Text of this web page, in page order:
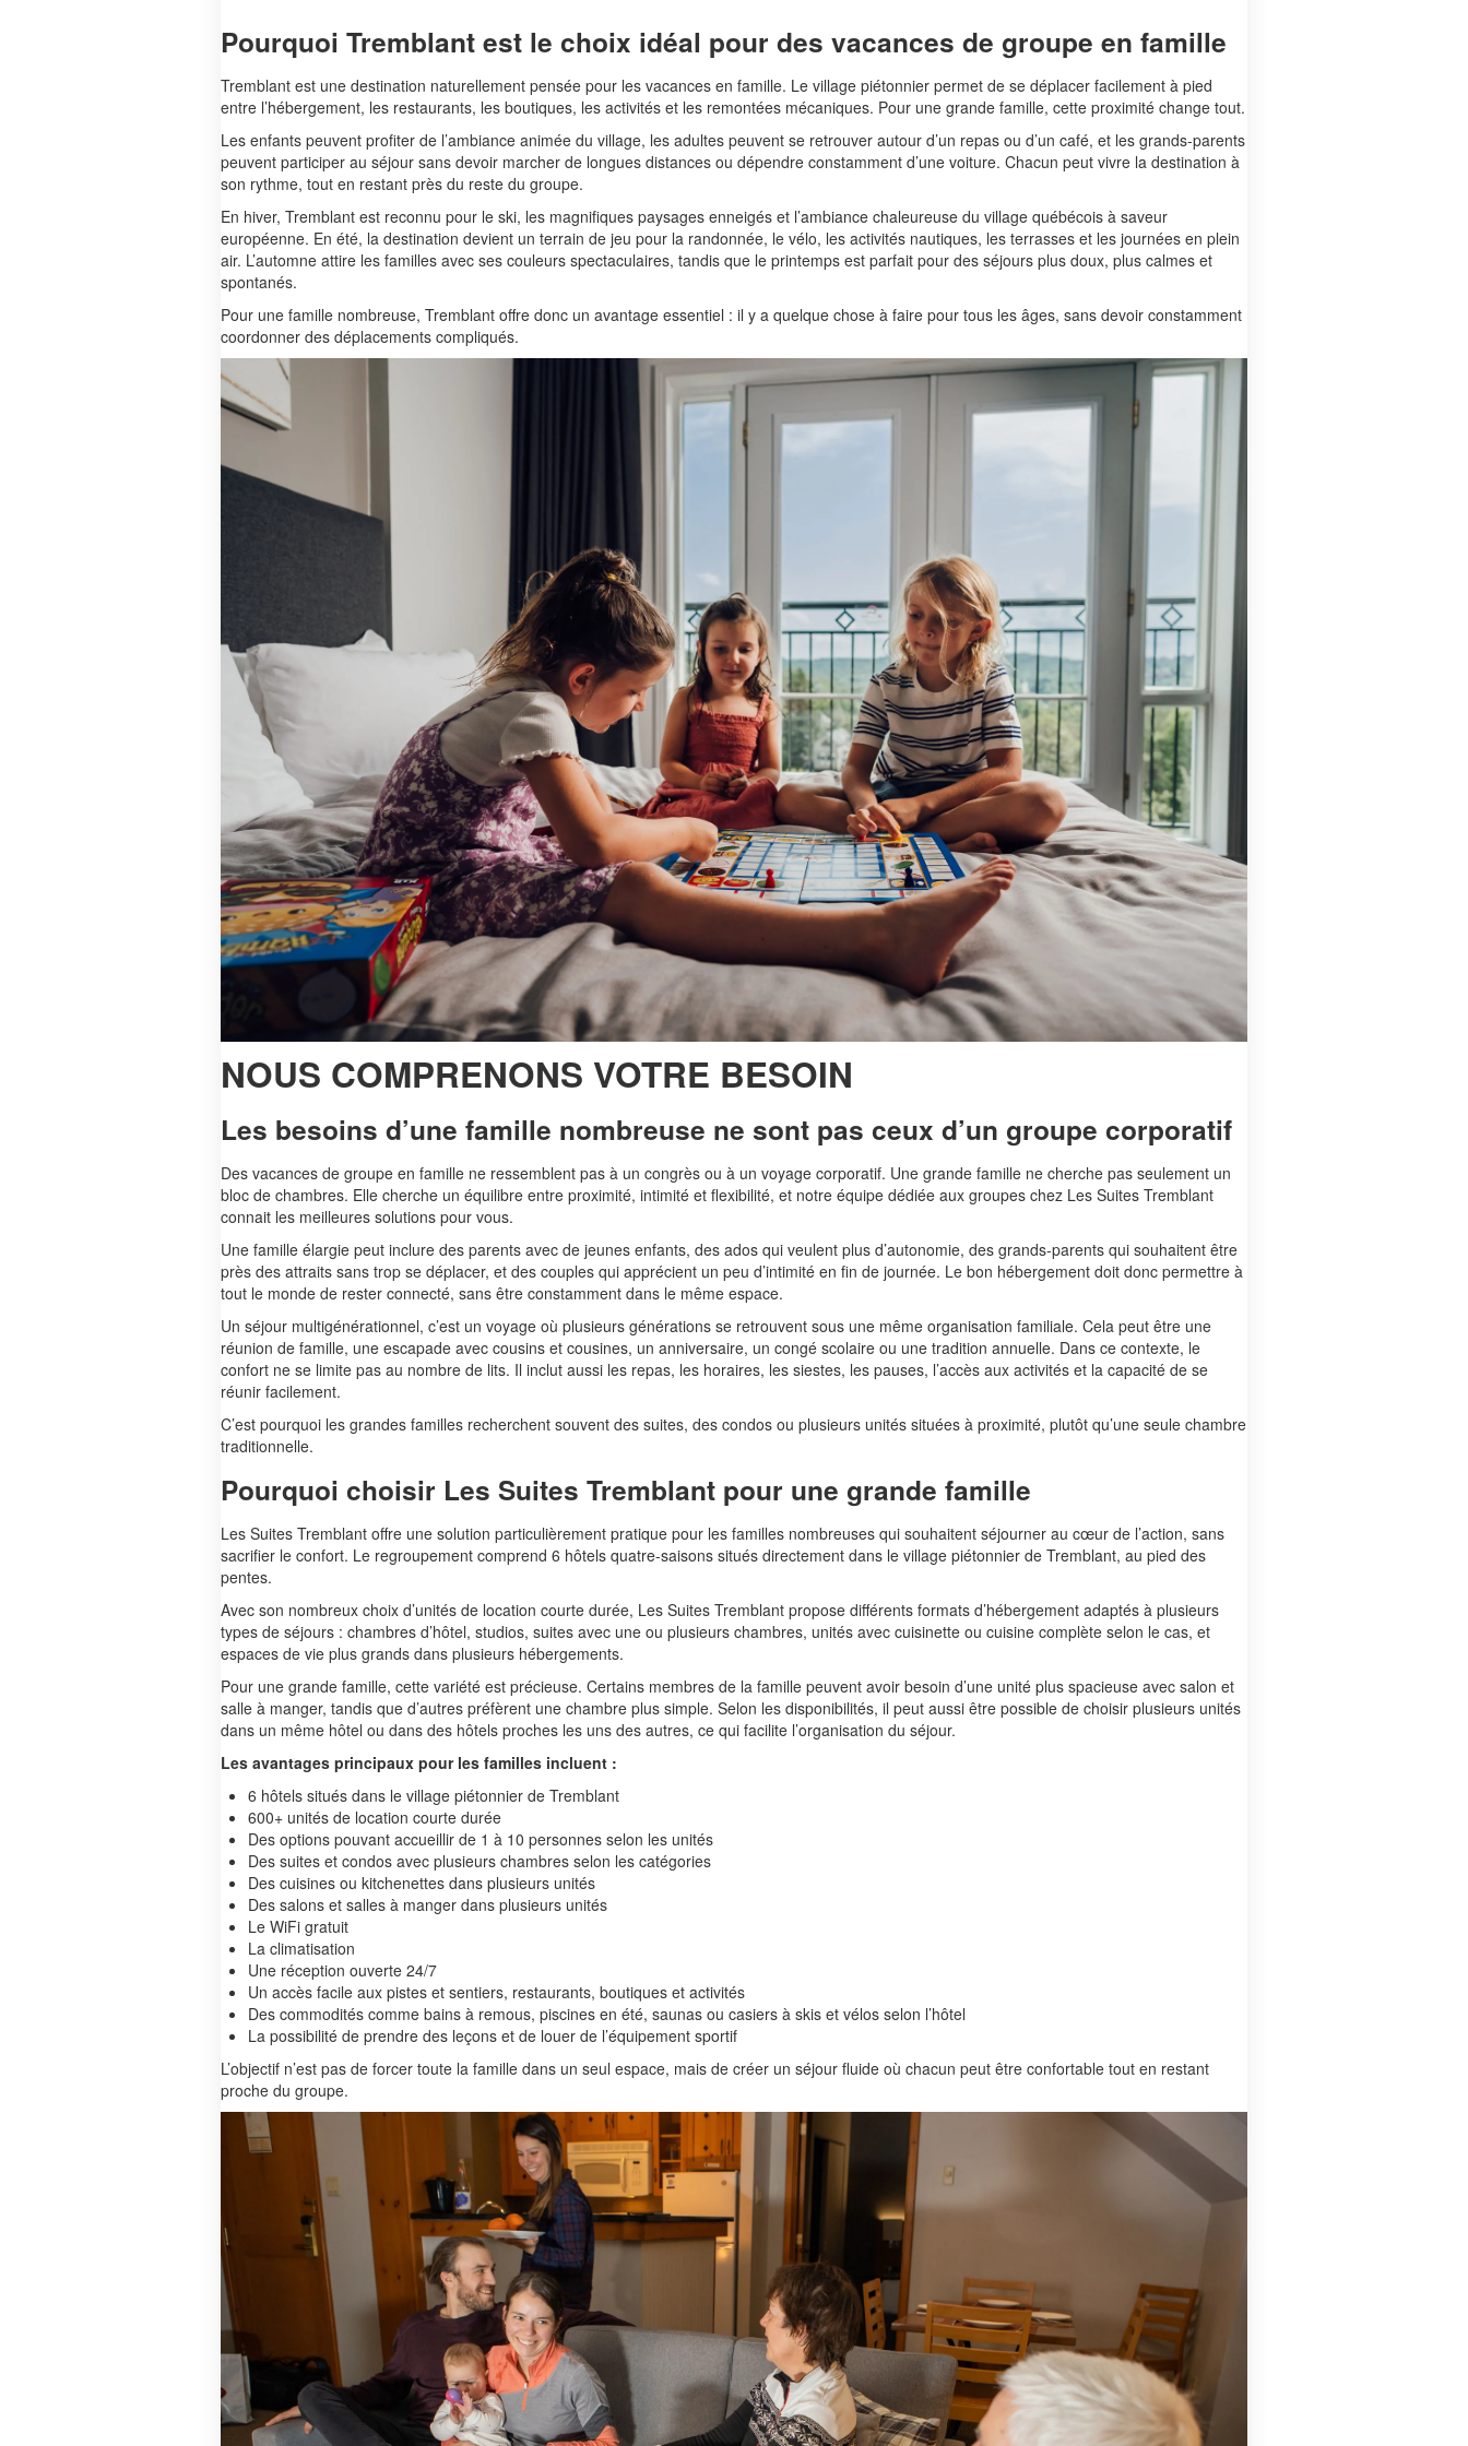
Pourquoi Tremblant est le choix idéal pour des vacances de groupe en famille
Tremblant est une destination naturellement pensée pour les vacances en famille. Le village piétonnier permet de se déplacer facilement à pied
entre l’hébergement, les restaurants, les boutiques, les activités et les remontées mécaniques. Pour une grande famille, cette proximité change tout.
Les enfants peuvent profiter de l’ambiance animée du village, les adultes peuvent se retrouver autour d’un repas ou d’un café, et les grands-parents
peuvent participer au séjour sans devoir marcher de longues distances ou dépendre constamment d’une voiture. Chacun peut vivre la destination à
son rythme, tout en restant près du reste du groupe.
En hiver, Tremblant est reconnu pour le ski, les magnifiques paysages enneigés et l’ambiance chaleureuse du village québécois à saveur
européenne. En été, la destination devient un terrain de jeu pour la randonnée, le vélo, les activités nautiques, les terrasses et les journées en plein
air. L’automne attire les familles avec ses couleurs spectaculaires, tandis que le printemps est parfait pour des séjours plus doux, plus calmes et
spontanés.
Pour une famille nombreuse, Tremblant offre donc un avantage essentiel : il y a quelque chose à faire pour tous les âges, sans devoir constamment
coordonner des déplacements compliqués.
NOUS COMPRENONS VOTRE BESOIN
Les besoins d’une famille nombreuse ne sont pas ceux d’un groupe corporatif
Des vacances de groupe en famille ne ressemblent pas à un congrès ou à un voyage corporatif. Une grande famille ne cherche pas seulement un
bloc de chambres. Elle cherche un équilibre entre proximité, intimité et flexibilité, et notre équipe dédiée aux groupes chez Les Suites Tremblant
connait les meilleures solutions pour vous.
Une famille élargie peut inclure des parents avec de jeunes enfants, des ados qui veulent plus d’autonomie, des grands-parents qui souhaitent être
près des attraits sans trop se déplacer, et des couples qui apprécient un peu d’intimité en fin de journée. Le bon hébergement doit donc permettre à
tout le monde de rester connecté, sans être constamment dans le même espace.
Un séjour multigénérationnel, c’est un voyage où plusieurs générations se retrouvent sous une même organisation familiale. Cela peut être une
réunion de famille, une escapade avec cousins et cousines, un anniversaire, un congé scolaire ou une tradition annuelle. Dans ce contexte, le
confort ne se limite pas au nombre de lits. Il inclut aussi les repas, les horaires, les siestes, les pauses, l’accès aux activités et la capacité de se
réunir facilement.
C’est pourquoi les grandes familles recherchent souvent des suites, des condos ou plusieurs unités situées à proximité, plutôt qu’une seule chambre
traditionnelle.
Pourquoi choisir Les Suites Tremblant pour une grande famille
Les Suites Tremblant offre une solution particulièrement pratique pour les familles nombreuses qui souhaitent séjourner au cœur de l’action, sans
sacrifier le confort. Le regroupement comprend 6 hôtels quatre-saisons situés directement dans le village piétonnier de Tremblant, au pied des
pentes.
Avec son nombreux choix d’unités de location courte durée, Les Suites Tremblant propose différents formats d’hébergement adaptés à plusieurs
types de séjours : chambres d’hôtel, studios, suites avec une ou plusieurs chambres, unités avec cuisinette ou cuisine complète selon le cas, et
espaces de vie plus grands dans plusieurs hébergements.
Pour une grande famille, cette variété est précieuse. Certains membres de la famille peuvent avoir besoin d’une unité plus spacieuse avec salon et
salle à manger, tandis que d’autres préfèrent une chambre plus simple. Selon les disponibilités, il peut aussi être possible de choisir plusieurs unités
dans un même hôtel ou dans des hôtels proches les uns des autres, ce qui facilite l’organisation du séjour.
Les avantages principaux pour les familles incluent :
6 hôtels situés dans le village piétonnier de Tremblant
600+ unités de location courte durée
Des options pouvant accueillir de 1 à 10 personnes selon les unités
Des suites et condos avec plusieurs chambres selon les catégories
Des cuisines ou kitchenettes dans plusieurs unités
Des salons et salles à manger dans plusieurs unités
Le WiFi gratuit
La climatisation
Une réception ouverte 24/7
Un accès facile aux pistes et sentiers, restaurants, boutiques et activités
Des commodités comme bains à remous, piscines en été, saunas ou casiers à skis et vélos selon l’hôtel
La possibilité de prendre des leçons et de louer de l’équipement sportif
L’objectif n’est pas de forcer toute la famille dans un seul espace, mais de créer un séjour fluide où chacun peut être confortable tout en restant
proche du groupe.